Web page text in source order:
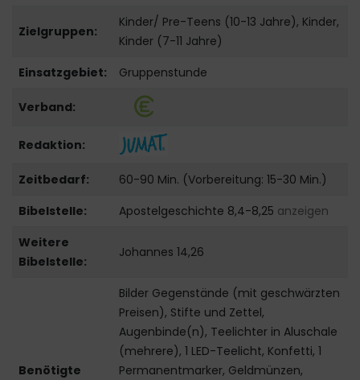
Zielgruppen:
Kinder/ Pre-Teens (10-13 Jahre), Kinder,
Kinder (7-11 Jahre)
Einsatzgebiet:
Gruppenstunde
Verband:
Redaktion:
Zeitbedarf:
60-90 Min. (Vorbereitung: 15-30 Min.)
Bibelstelle:
Apostelgeschichte 8,4-8,25 anzeigen
Weitere
Bibelstelle:
Johannes 14,26
Benötigte
Bilder Gegenstände (mit geschwärzten
Preisen), Stifte und Zettel,
Augenbinde(n), Teelichter in Aluschale
(mehrere), 1 LED-Teelicht, Konfetti, 1
Permanentmarker, Geldmünzen,